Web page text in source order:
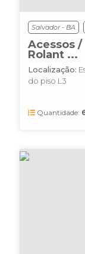
Salvador - BA
Acessos /
Rolant ...
Localização:
do piso L3
Quantidade: